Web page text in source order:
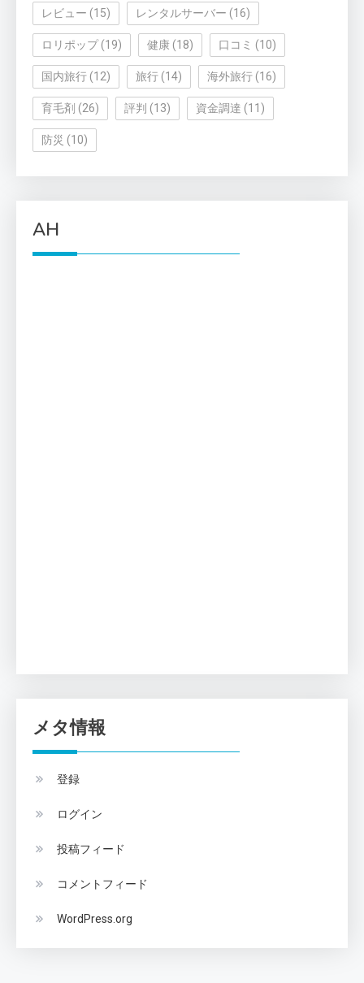
レビュー (15) レンタルサーバー (16)
ロリポップ(19) 健康 (18) 口コミ (10)
国内旅行 (12) 旅行 (14) 海外旅行 (16)
育毛剤 (26) 評判 (13) 資金調達 (11)
防災 (10)
AH
メタ情報
登録
ログイン
投稿フィード
コメントフィード
WordPress.org